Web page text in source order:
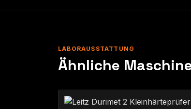
LABORAUSSTATTUNG
Ähnliche